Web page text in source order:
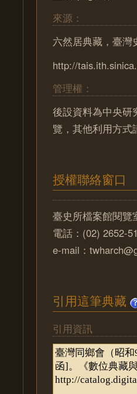
來源：
六然居典藏，臺灣
http://
管理權：
後設資料為中央研
覽，其他利用方式
授權聯絡窗口
臺史所檔案館閱覽
電話：(02) 2652-
e-mail：
引用這筆典藏
引用資訊